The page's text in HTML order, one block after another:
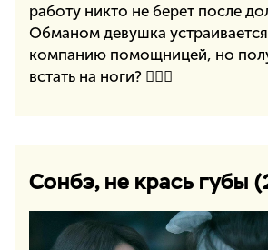
работу никто не берет после
Обманом девушка устраивается
компанию помощницей, но
встать на ноги? 🤷🏻‍♀️
Сонбэ, не крась губы